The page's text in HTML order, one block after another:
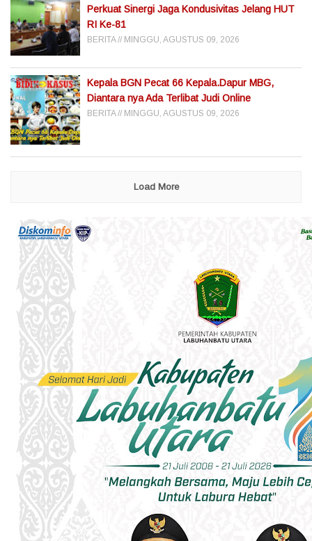
Perkuat Sinergi Jaga Kondusivitas Jelang HUT
RI Ke-81
BERITA MINGGU, AGUSTUS 09, 2026
Kepala BGN Pecat 66 Kepala.Dapur MBG,
Diantara nya Ada Terlibat Judi Online
BERITA MINGGU, AGUSTUS 09, 2026
Load More